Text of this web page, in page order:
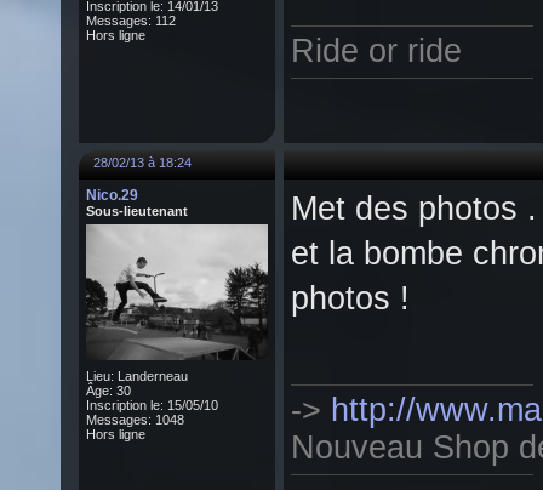
Inscription le: 14/01/13
Messages: 112
Hors ligne
Ride or ride
28/02/13 à 18:24
Nico.29
Sous-lieutenant
Lieu: Landerneau
Âge: 30
Inscription le: 15/05/10
Messages: 1048
Hors ligne
Met des photos
et la bombe
photos !
-> http://
Nouveau Shop